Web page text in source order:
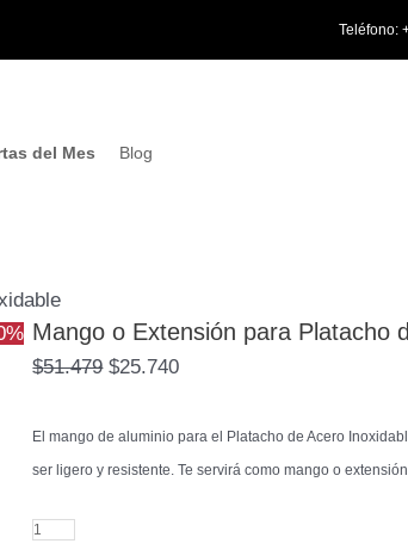
Teléfono:
del Mes Blog
Mango o Extensión para Platacho
$51.479
$51.479.
$25.740
El mango de aluminio para el Platacho de Acero
ser ligero y resistente. Te servirá como mango o
Platacho